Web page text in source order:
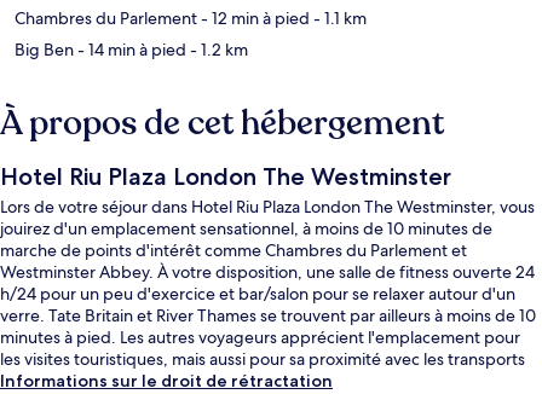
Chambres du Parlement- 12 min à pied - 1.1 km
Big Ben- 14 min à pied - 1.2 km
À propos de cet hébergement
Hotel Riu Plaza London The Westminster
Lors de votre séjour dans Hotel Riu Plaza London The Westminster, vous
jouirez d'un emplacement sensationnel, à moins de 10 minutes de
marche de points d'intérêt comme Chambres du Parlement et
Westminster Abbey. À votre disposition, une salle de fitness ouverte 24
h/24 pour un peu d'exercice et bar/salon pour se relaxer autour d'un
verre. Tate Britain et River Thames se trouvent par ailleurs à moins de 10
minutes à pied. Les autres voyageurs apprécient l'emplacement pour
les visites touristiques, mais aussi pour sa proximité avec les transports
publics : Station de métro Pimlico est à 10 min à pied et Station de métro
Informations sur le droit de rétractation